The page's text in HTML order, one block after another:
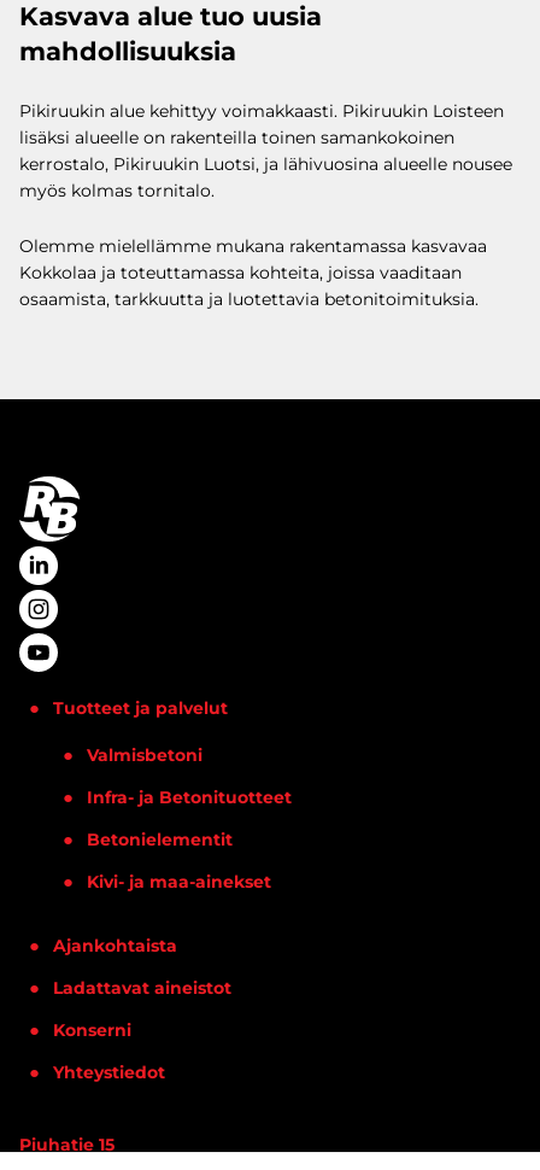
Kasvava alue tuo uusia
mahdollisuuksia
Pikiruukin alue kehittyy voimakkaasti. Pikiruukin Loisteen
lisäksi alueelle on rakenteilla toinen samankokoinen
kerrostalo, Pikiruukin Luotsi, ja lähivuosina alueelle nousee
myös kolmas tornitalo.
Olemme mielellämme mukana rakentamassa kasvavaa
Kokkolaa ja toteuttamassa kohteita, joissa vaaditaan
osaamista, tarkkuutta ja luotettavia betonitoimituksia.
Tuotteet ja palvelut
Valmisbetoni
Infra- ja Betonituotteet
Betonielementit
Kivi- ja maa-ainekset
Ajankohtaista
Ladattavat aineistot
Konserni
Yhteystiedot
Piuhatie 15